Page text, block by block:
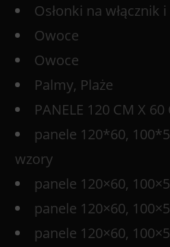
Osłonki na włącznik
Owoce
Owoce
Palmy, Plaże
PANELE 120 CM X 60
panele 120*60,
wzory
panele 120×60,
panele 120×60,
panele 120×60,